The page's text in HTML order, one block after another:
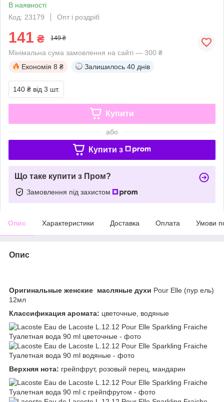
В наявності
Код: 23179
Опт і роздріб
141 ₴ 149 ₴
Мінімальна сума замовлення на сайті — 300 ₴
Економія 8 ₴ Залишилось 40 днів
140 ₴ від 3 шт.
Купити
або
Купити з
Що таке купити з Пром?
Замовлення під захистом
Опис Характеристики Доставка Оплата Умови
Опис
Оригинальные женские масляные духи Pour Elle (пур ель)
12мл
Классификация аромата: цветочные, водяные
Верхняя нота: грейпфрут, розовый перец, мандарин